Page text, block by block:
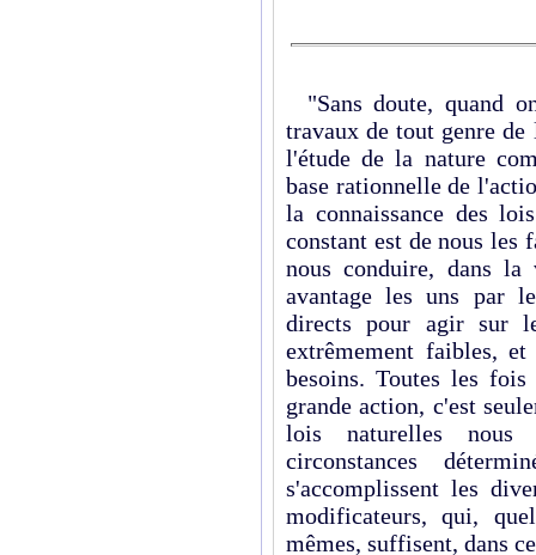
"Sans doute, quand
travaux de tout genre
l'étude de la nature
base rationnelle de
la connaissance des
constant est de nous les
nous conduire, dans
avantage les uns par
directs pour agir sur
extrêmement faibles,
besoins. Toutes les fois
grande action, c'est
lois naturelles nous
circonstances
s'accomplissent les
modificateurs, qui,
mêmes, suffisent, dans